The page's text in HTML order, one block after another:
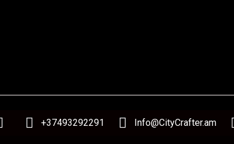
+37493292291 Info@CityCrafter.am